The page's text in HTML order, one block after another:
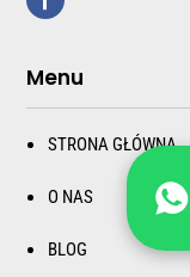
Menu
STRONA GŁÓWNA
O NAS
BLOG